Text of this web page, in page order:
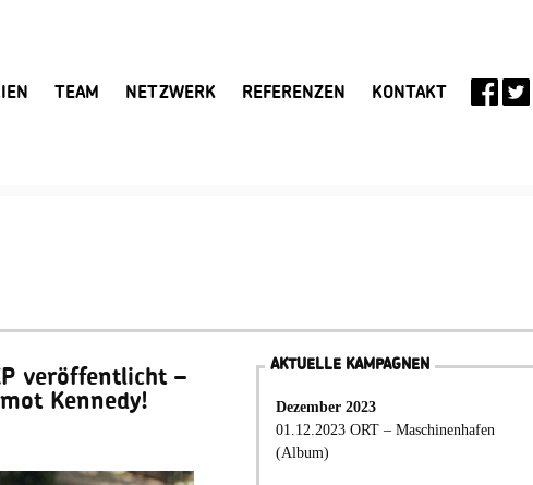
TEAM NETZWERK REFERENZEN KONTAKT
veröffentlicht –
Kennedy!
AKTUELLE KAMPAGNEN
Dezember 2023
01.12.2023 ORT – Maschinenhafen
(Album)